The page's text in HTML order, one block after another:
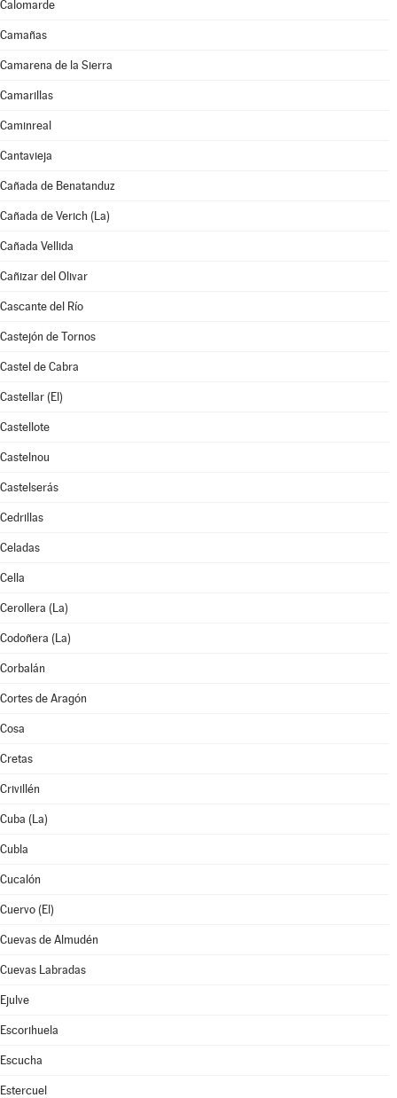
Calomarde
Camañas
Camarena de la Sierra
Camarillas
Caminreal
Cantavieja
Cañada de Benatanduz
Cañada de Verich (La)
Cañada Vellida
Cañizar del Olivar
Cascante del Río
Castejón de Tornos
Castel de Cabra
Castellar (El)
Castellote
Castelnou
Castelserás
Cedrillas
Celadas
Cella
Cerollera (La)
Codoñera (La)
Corbalán
Cortes de Aragón
Cosa
Cretas
Crivillén
Cuba (La)
Cubla
Cucalón
Cuervo (El)
Cuevas de Almudén
Cuevas Labradas
Ejulve
Escorihuela
Escucha
Estercuel